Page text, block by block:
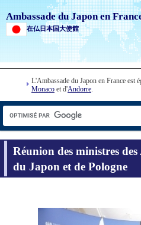
Ambassade du Japon en
在仏日本国大使館
L'Ambassade du Japon en France est
Monaco et d'Andorre.
Réunion des ministres
du Japon et de Pologne